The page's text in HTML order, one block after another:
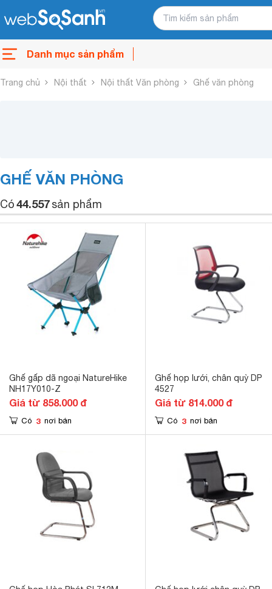
Danh mục sản phẩm
Trang chủ Nội thất Nội thất Văn phòng Ghế văn phòng
GHẾ VĂN PHÒNG
Có44.557sản phẩm
Ghế gấp dã ngoại NatureHike
NH17Y010-Z
Giá từ 858.000 đ
Có 3 nơi bán
Ghế họp lưới, chân quỳ DP
4527
Giá từ 814.000 đ
Có 3 nơi bán